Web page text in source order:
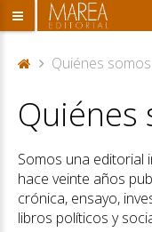
or
ta
a
Quiénes somos
Quiénes
Somos una editorial
hace veinte años
crónica, ensayo,
libros políticos y